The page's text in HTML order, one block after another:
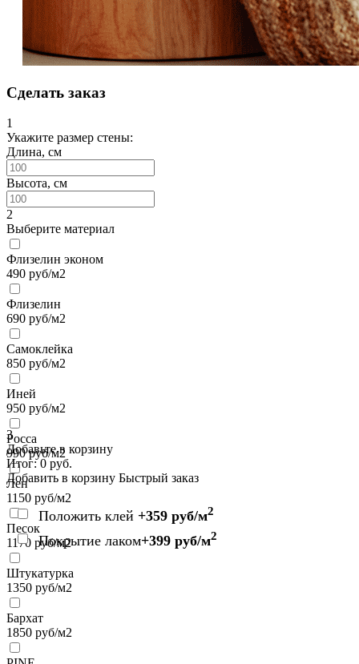
Сделать заказ
1
Укажите размер стены:
Длина, см
Высота, см
2
Выберите материал
Флизелин эконом
490 руб/м2
Флизелин
690 руб/м2
Самоклейка
850 руб/м2
Иней
950 руб/м2
Росса
990руб/м2
Лен
1150 руб/м2
Песок
1170 руб/м2
Штукатурка
1350 руб/м2
Бархат
1850 руб/м2
3
Добавьте в корзину
Итог:0 руб.
Добавить в корзину Быстрый заказ
Положить клей +359 руб/м2
Покрытие лаком+399 руб/м2